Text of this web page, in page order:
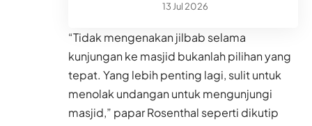
13 Jul 2026
“Tidak mengenakan jilbab selama
kunjungan ke masjid bukanlah pilihan yang
tepat. Yang lebih penting lagi, sulit untuk
menolak undangan untuk mengunjungi
masjid,” papar Rosenthal seperti dikutip